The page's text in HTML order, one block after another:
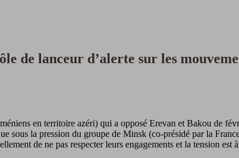
de lanceur d’alerte sur les
en territoire azéri) qui a opposé Erevan et Bakou de
sous la pression du groupe de Minsk (co-présidé par la
de ne pas respecter leurs engagements et la tension est